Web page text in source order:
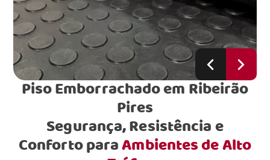
Piso Emborrachado em Ribeirão
Pires
Segurança, Resistência e
Conforto paraAmbientes de Alto